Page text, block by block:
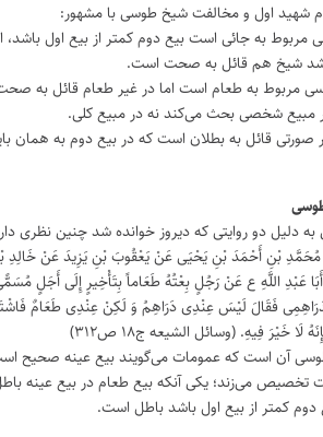
اول و مخالفت شیخ طوسی با مشهور:
مربوط به جائی است بیع دوم کمتر از بیع اول باشد،
شیخ هم قائل به صحت است.
مربوط به طعام است اما در غیر طعام قائل به
مبیع شخصی بحث می‌کند نه در مبیع کلی.
صورتی قائل به بطلان است که در بیع دوم به همان
دلیل دو روایتی که دیروز خوانده شد چنین نظری
مُحَمَّدِ بْنِ أَحْمَدَ بْنِ یَحْیَی عَنْ یَعْقُوبَ بْنِ یَزِیدَ عَنْ خَالِدِ
عَبْدِ اللَّهِ ع عَنْ رَجُلٍ بِعْتُهُ طَعَاماً بِتَأْخِیرٍ إِلَی أَجَلٍ
فَقَالَ لَیْسَ عِنْدِی دَرَاهِمُ وَ لَکِنْ عِنْدِی طَعَامٌ
خَیْرَ فِیهِ. (وسائل الشیعه ج۱۸ ص۳۱۲)
آن است که عمومات می‌گویند بیع عینه صحیح
تخصیص می‌زند؛ یکی آنکه بیع طعام در بیع عینه
دوم کمتر از بیع اول باشد باطل است.